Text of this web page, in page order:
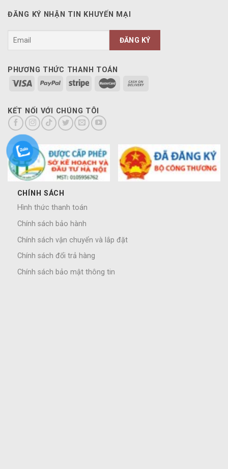
ĐĂNG KÝ NHẬN TIN KHUYẾN MẠI
PHƯƠNG THỨC THANH TOÁN
KẾT NỐI VỚI CHÚNG TÔI
CHÍNH SÁCH
Hình thức thanh toán
Chính sách bảo hành
Chính sách vận chuyển và lắp đặt
Chính sách đổi trả hàng
Chính sách bảo mật thông tin